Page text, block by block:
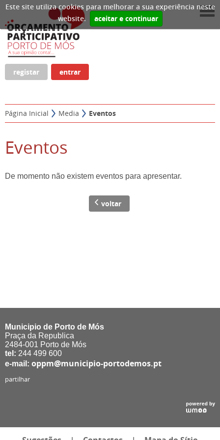
Este site utiliza cookies para melhorar a sua experiência neste
website.
aceitar e continuar
registar entrar
Página Inicial Media Eventos
Eventos
De momento não existem eventos para apresentar.
voltar
Municipio de Porto de Mós
Praça da Republica
2484-001 Porto de Mós
tel: 244 499 600
e-mail: oppm@municipio-portodemos.pt
partilhar